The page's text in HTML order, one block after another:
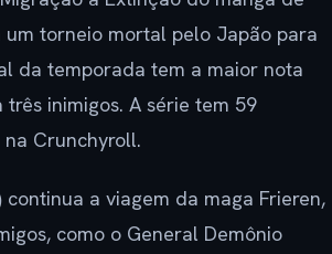
um torneio mortal pelo Japão para
da temporada tem a maior nota
inimigos. A série tem 59
na Crunchyroll.
continua a viagem da maga Frieren,
como o General Demônio